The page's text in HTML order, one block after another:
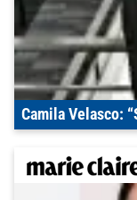
Camila Velasco: